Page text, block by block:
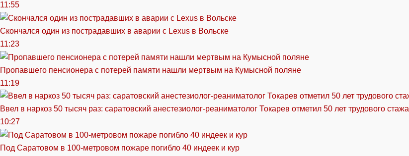
11:55
Скончался один из пострадавших в аварии c Lexus в Вольске
11:23
Пропавшего пенсионера с потерей памяти нашли мертвым на Кумысной поляне
11:19
Ввел в наркоз 50 тысяч раз: саратовский анестезиолог-реаниматолог Токарев отметил 50 лет трудового стажа
10:27
Под Саратовом в 100-метровом пожаре погибло 40 индеек и кур